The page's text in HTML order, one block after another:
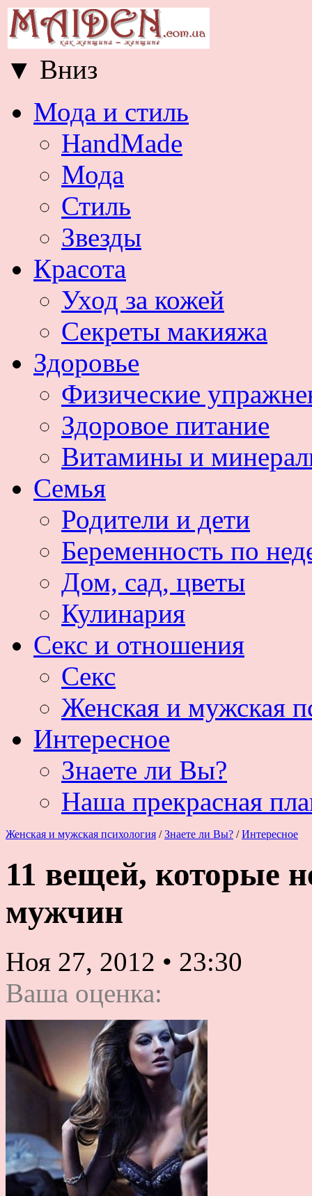
▼ Вниз
Мода и стиль
HandMade
Мода
Стиль
Звезды
Красота
Уход за кожей
Секреты макияжа
Здоровье
Физические
Здоровое питание
Витамины и
Семья
Родители и дети
Беременность по
Дом, сад, цветы
Кулинария
Секс и отношения
Секс
Женская и мужская
Интересное
Знаете ли Вы?
Наша прекрасная
Женская и мужская психология / Знаете ли Вы? / Интересное
11 вещей, которые
мужчин
Ноя 27, 2012 • 23:30
Ваша оценка: